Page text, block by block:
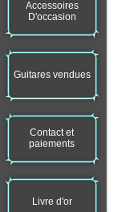
Accessoires
D'occasion
Guitares vendues
Contact et
paiements
Livre d'or